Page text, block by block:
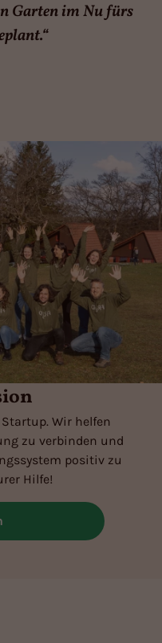
Garten im Nu fürs
Wir helfen
zu verbinden und
positiv zu
Hilfe!